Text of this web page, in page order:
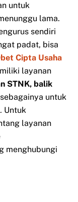
untuk
lama.
sendiri
padat, bisa
Cipta Usaha
layanan
STNK, balik
untuk
Untuk
layanan
menghubungi